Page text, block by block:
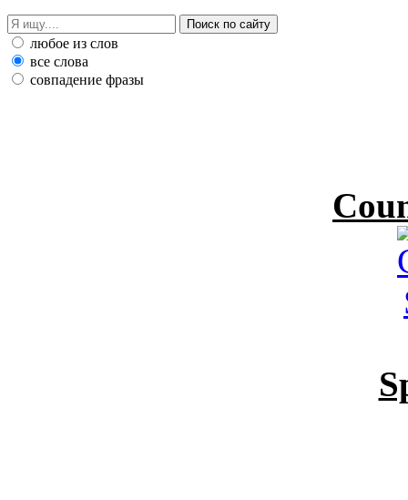
любое из слов
все слова
совпадение фразы